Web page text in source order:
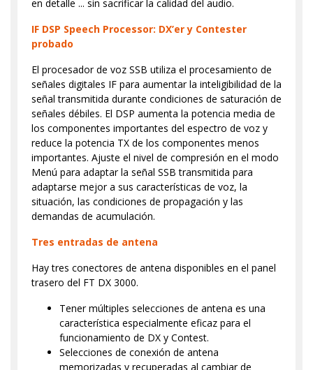
en detalle ... sin sacrificar la calidad del audio.
IF DSP Speech Processor: DX’er y Contester
probado
El procesador de voz SSB utiliza el procesamiento de
señales digitales IF para aumentar la inteligibilidad de la
señal transmitida durante condiciones de saturación de
señales débiles. El DSP aumenta la potencia media de
los componentes importantes del espectro de voz y
reduce la potencia TX de los componentes menos
importantes. Ajuste el nivel de compresión en el modo
Menú para adaptar la señal SSB transmitida para
adaptarse mejor a sus características de voz, la
situación, las condiciones de propagación y las
demandas de acumulación.
Tres entradas de antena
Hay tres conectores de antena disponibles en el panel
trasero del FT DX 3000.
Tener múltiples selecciones de antena es una
característica especialmente eficaz para el
funcionamiento de DX y Contest.
Selecciones de conexión de antena
memorizadas y recuperadas al cambiar de